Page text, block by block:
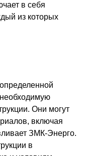
в себя
из которых
Они могут
включая
ЗМК-Энерго.
в